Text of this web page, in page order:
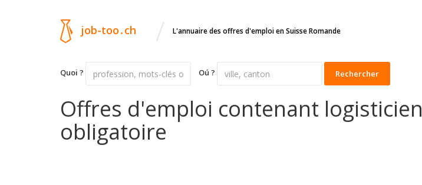
job-too.ch / L'annuaire des offres d'emploi en Suisse Romande
Quoi ? Oú ? Rechercher
Offres d'emploi contenant logisticien
obligatoire